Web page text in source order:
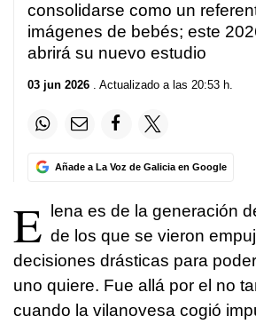
consolidarse como un
imágenes de bebés; este
abrirá su nuevo estudio
03 jun 2026 . Actualizado a las 20:53 h.
Añade a La Voz de Galicia en Google
E lena es de la generación
de los que se vieron
decisiones drásticas para
uno quiere. Fue allá por el no
cuando la vilanovesa cogió